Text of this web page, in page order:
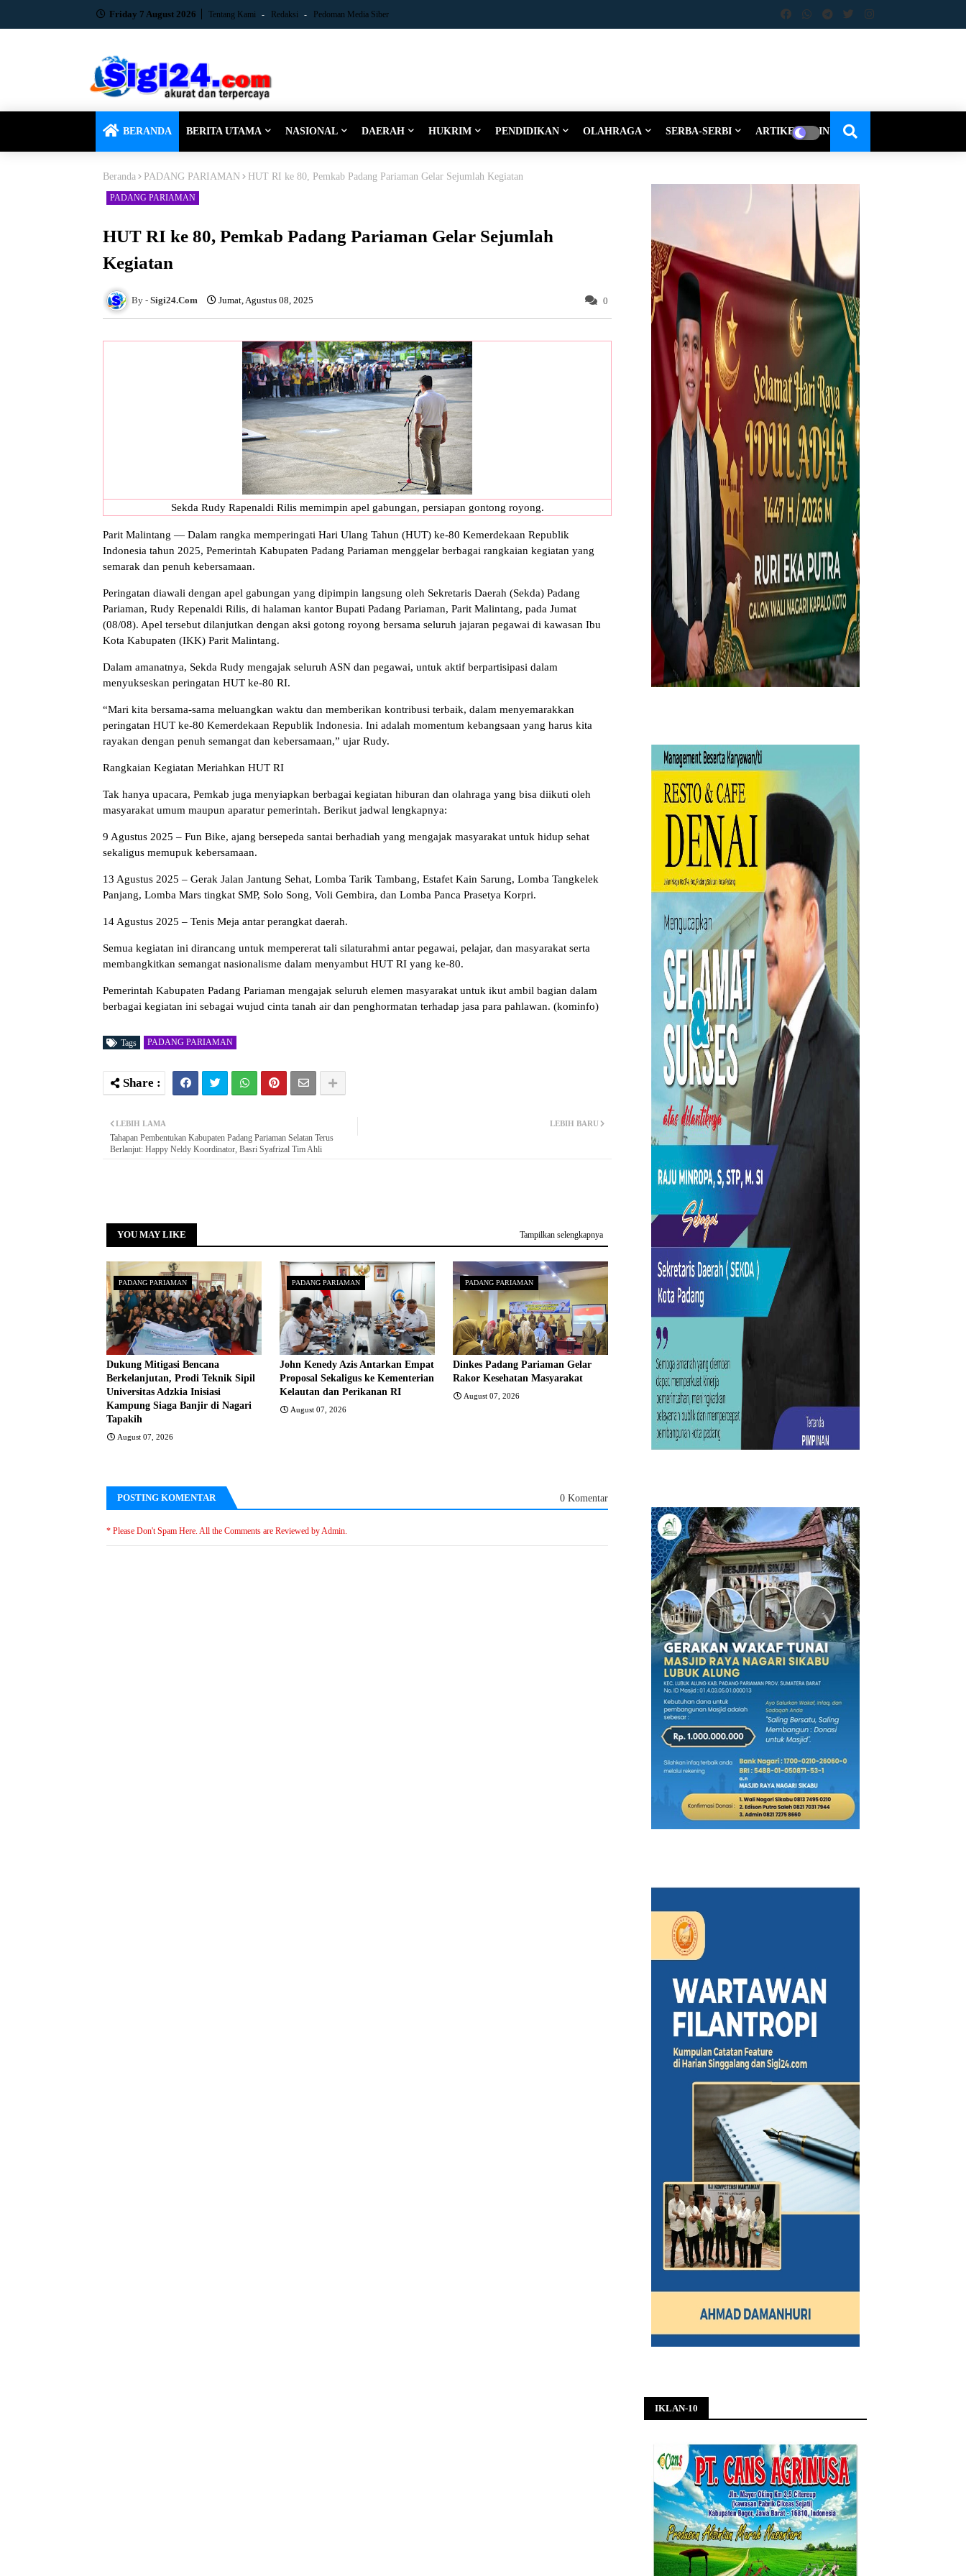
Friday 7 August 2026 Tentang Kami Redaksi Pedoman Media Siber
BERANDA BERITA UTAMA NASIONAL DAERAH HUKRIM PENDIDIKAN OLAHRAGA SERBA-SERBI ARTIKEL-OPINI
Beranda PADANG PARIAMAN HUT RI ke 80, Pemkab Padang Pariaman Gelar Sejumlah Kegiatan
PADANG PARIAMAN
HUT RI ke 80, Pemkab Padang Pariaman Gelar Sejumlah
Kegiatan
Sigi24.Com Jumat, Agustus 08, 2025 0
Sekda Rudy Rapenaldi Rilis memimpin apel gabungan, persiapan gontong royong.
Parit Malintang — Dalam rangka memperingati Hari Ulang Tahun (HUT) ke-80 Kemerdekaan Republik
Indonesia tahun 2025, Pemerintah Kabupaten Padang Pariaman menggelar berbagai rangkaian kegiatan yang
semarak dan penuh kebersamaan.
Peringatan diawali dengan apel gabungan yang dipimpin langsung oleh Sekretaris Daerah (Sekda) Padang
Pariaman, Rudy Repenaldi Rilis, di halaman kantor Bupati Padang Pariaman, Parit Malintang, pada Jumat
(08/08). Apel tersebut dilanjutkan dengan aksi gotong royong bersama seluruh jajaran pegawai di kawasan Ibu
Kota Kabupaten (IKK) Parit Malintang.
Dalam amanatnya, Sekda Rudy mengajak seluruh ASN dan pegawai, untuk aktif berpartisipasi dalam
menyukseskan peringatan HUT ke-80 RI.
“Mari kita bersama-sama meluangkan waktu dan memberikan kontribusi terbaik, dalam menyemarakkan
peringatan HUT ke-80 Kemerdekaan Republik Indonesia. Ini adalah momentum kebangsaan yang harus kita
rayakan dengan penuh semangat dan kebersamaan,” ujar Rudy.
Rangkaian Kegiatan Meriahkan HUT RI
Tak hanya upacara, Pemkab juga menyiapkan berbagai kegiatan hiburan dan olahraga yang bisa diikuti oleh
masyarakat umum maupun aparatur pemerintah. Berikut jadwal lengkapnya:
9 Agustus 2025 – Fun Bike, ajang bersepeda santai berhadiah yang mengajak masyarakat untuk hidup sehat
sekaligus memupuk kebersamaan.
13 Agustus 2025 – Gerak Jalan Jantung Sehat, Lomba Tarik Tambang, Estafet Kain Sarung, Lomba Tangkelek
Panjang, Lomba Mars tingkat SMP, Solo Song, Voli Gembira, dan Lomba Panca Prasetya Korpri.
14 Agustus 2025 – Tenis Meja antar perangkat daerah.
Semua kegiatan ini dirancang untuk mempererat tali silaturahmi antar pegawai, pelajar, dan masyarakat serta
membangkitkan semangat nasionalisme dalam menyambut HUT RI yang ke-80.
Pemerintah Kabupaten Padang Pariaman mengajak seluruh elemen masyarakat untuk ikut ambil bagian dalam
berbagai kegiatan ini sebagai wujud cinta tanah air dan penghormatan terhadap jasa para pahlawan. (kominfo)
Tags PADANG PARIAMAN
LEBIH BARU
LEBIH LAMA
Tahapan Pembentukan Kabupaten Padang Pariaman Selatan Terus
Berlanjut: Happy Neldy Koordinator, Basri Syafrizal Tim Ahli
YOU MAY LIKE Tampilkan selengkapnya
PADANG PARIAMAN
Dukung Mitigasi Bencana
Berkelanjutan, Prodi Teknik Sipil
Universitas Adzkia Inisiasi
Kampung Siaga Banjir di Nagari
Tapakih
August 07, 2026
PADANG PARIAMAN
John Kenedy Azis Antarkan Empat
Proposal Sekaligus ke Kementerian
Kelautan dan Perikanan RI
August 07, 2026
PADANG PARIAMAN
Dinkes Padang Pariaman Gelar
Rakor Kesehatan Masyarakat
August 07, 2026
POSTING KOMENTAR 0 Komentar
* Please Don't Spam Here. All the Comments are Reviewed by Admin.
IKLAN-10